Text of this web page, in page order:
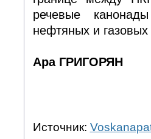
речевые
нефтяных и
Ара ГРИГОРЯН
Источник: